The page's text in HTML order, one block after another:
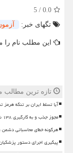
0.0
/
5
تگهای خبر:
این مطلب نام را
تازه ترین مطالب
آیا تسلط ایران بر تنگه
مجوز جذب و به کارگیری ۱۳۸ نفر در میدان نفتی خشت و کنارتخته صادر شد
هرگونه خطای محاسباتی
پیگیری اجرای دستور